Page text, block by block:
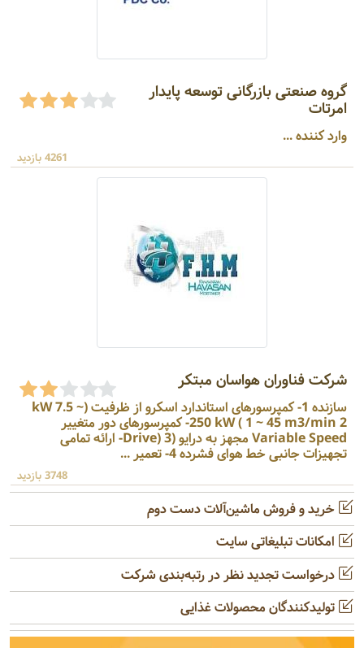
گروه صنعتى بازرگانی توسعه پایدار
امرتات
وارد کننده ...
4261 بازدید
شرکت فناوران هواسان مبتکر
سازنده 1- کمپرسورهای استاندارد اسکرو از ظرفیت (kW 7.5 ~
250 kW ( 1 ~ 45 m3/min 2- کمپرسورهای دور متغییر
Variable Speed مجهز به درایو (Drive) 3- ارائه تمامی
تجهیزات جانبی خط هوای فشرده 4- تعمیر ...
3748 بازدید
خرید و فروش ماشین‌آلات دست دوم
امکانات تبلیغاتی سایت
درخواست تجدید نظر در رتبه‌بندی شرکت
تولیدکنندگان محصولات غذایی